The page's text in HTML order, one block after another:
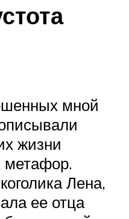
мной
жизни
Лена,
ее отца